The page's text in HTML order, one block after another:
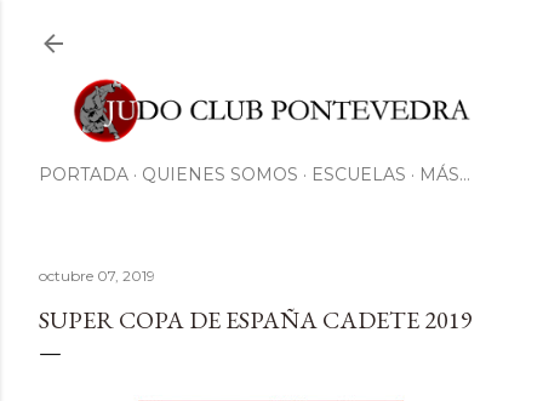
PORTADA QUIENES SOMOS ESCUELAS MÁS…
octubre 07, 2019
SUPER COPA DE ESPAÑA CADETE 2019